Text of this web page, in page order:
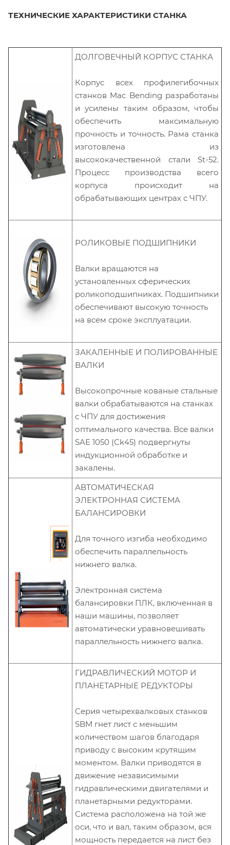
ТЕХНИЧЕСКИЕ ХАРАКТЕРИСТИКИ СТАНКА
ДОЛГОВЕЧНЫЙ КОРПУС СТАНКА
Корпус всех профилегибочных
станков Mac Bending разработаны
и усилены таким образом, чтобы
обеспечить максимальную
прочность и точность. Рама станка
изготовлена из
высококачественной стали St-52.
Процесс производства всего
корпуса происходит на
обрабатывающих центрах с ЧПУ.
РОЛИКОВЫЕ ПОДШИПНИКИ
Валки вращаются на
установленных сферических
роликоподшипниках. Подшипники
обеспечивают высокую точность
на всем сроке эксплуатации.
ЗАКАЛЕННЫЕ И ПОЛИРОВАННЫЕ
ВАЛКИ
Высокопрочные кованые стальные
валки обрабатываются на станках
с ЧПУ для достижения
оптимального качества. Все валки
SAE 1050 (Ck45) подвергнуты
индукционной обработке и
закалены.
АВТОМАТИЧЕСКАЯ
ЭЛЕКТРОННАЯ СИСТЕМА
БАЛАНСИРОВКИ
Для точного изгиба необходимо
обеспечить параллельность
нижнего валка.
Электронная система
балансировки ПЛК, включенная в
наши машины, позволяет
автоматически уравновешивать
параллельность нижнего валка.
ГИДРАВЛИЧЕСКИЙ МОТОР И
ПЛАНЕТАРНЫЕ РЕДУКТОРЫ
Серия четырехвалковых станков
SBM гнет лист с меньшим
количеством шагов благодаря
приводу с высоким крутящим
моментом. Валки приводятся в
движение независимыми
гидравлическими двигателями и
планетарными редукторами.
Система расположена на той же
оси, что и вал, таким образом, вся
мощность передается на лист без